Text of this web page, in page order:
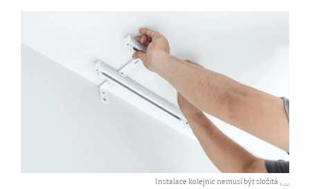
Instalace kolejnic nemusí být složitá ,...